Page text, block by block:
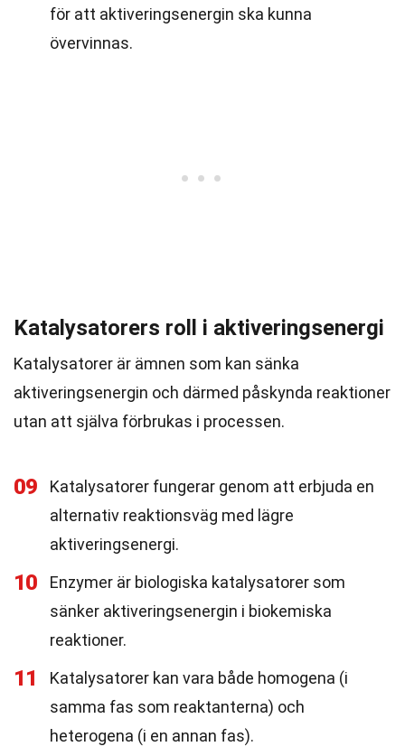
för att aktiveringsenergin ska kunna
övervinnas.
Katalysatorers roll i aktiveringsenergi
Katalysatorer är ämnen som kan sänka
aktiveringsenergin och därmed påskynda reaktioner
utan att själva förbrukas i processen.
09
Katalysatorer fungerar genom att erbjuda en
alternativ reaktionsväg med lägre
aktiveringsenergi.
10
Enzymer är biologiska katalysatorer som
sänker aktiveringsenergin i biokemiska
reaktioner.
11
Katalysatorer kan vara både homogena (i
samma fas som reaktanterna) och
heterogena (i en annan fas).